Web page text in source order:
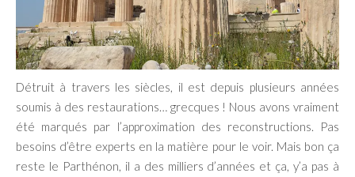
Détruit à travers les siècles, il est depuis plusieurs années
soumis à des restaurations… grecques ! Nous avons vraiment
été marqués par l’approximation des reconstructions. Pas
besoins d’être experts en la matière pour le voir. Mais bon ça
reste le Parthénon, il a des milliers d’années et ça, y’a pas à